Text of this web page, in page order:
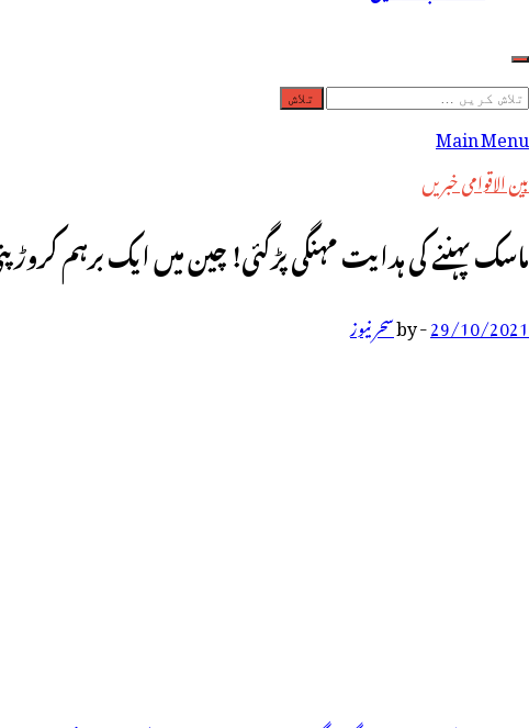
تلاش
کریں
برائے:
Main Menu
بین الاقوامی خبریں
ماسک پہننے کی ہدایت مہنگی پڑگئی! چین میں ایک برہم
29/10/2021
-
byسحر نیوز